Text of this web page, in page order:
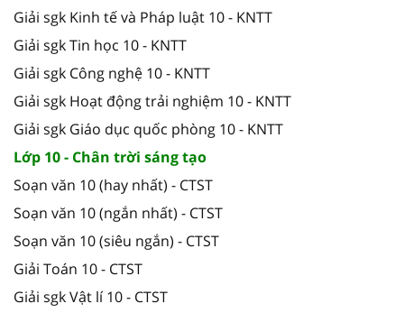
Giải sgk Kinh tế và Pháp luật 10 - KNTT
Giải sgk Tin học 10 - KNTT
Giải sgk Công nghệ 10 - KNTT
Giải sgk Hoạt động trải nghiệm 10 - KNTT
Giải sgk Giáo dục quốc phòng 10 - KNTT
Lớp 10 - Chân trời sáng tạo
Soạn văn 10 (hay nhất) - CTST
Soạn văn 10 (ngắn nhất) - CTST
Soạn văn 10 (siêu ngắn) - CTST
Giải Toán 10 - CTST
Giải sgk Vật lí 10 - CTST